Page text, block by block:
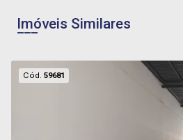
Imóveis Similares
Cód.59681